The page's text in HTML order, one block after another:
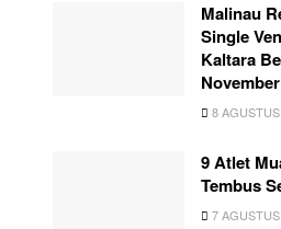
Malinau
Single
Kaltara
8
9 Atlet
Tembus
7